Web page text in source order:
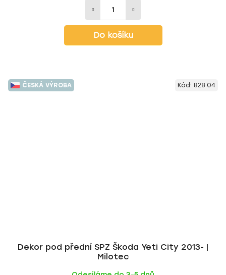
Do košíku
ČESKÁ VÝROBA
Dekor pod přední SPZ Škoda Yeti City 2013- |
Milotec
Kód: 828 04